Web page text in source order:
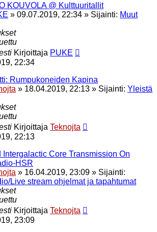
KOUVOLA @ Kulttuuritallit
» 09.07.2019, 22:34 » Sijainti: Muut
Kirjoittaja PUKE
22:34
Rumpukoneiden Kapina
» 18.04.2019, 22:13 » Sijainti: Yleistä
Kirjoittaja Teknojta
22:13
Intergalactic Core Transmission On
HSR
» 16.04.2019, 23:09 » Sijainti:
Live stream ohjelmat ja tapahtumat
Kirjoittaja Teknojta
23:09